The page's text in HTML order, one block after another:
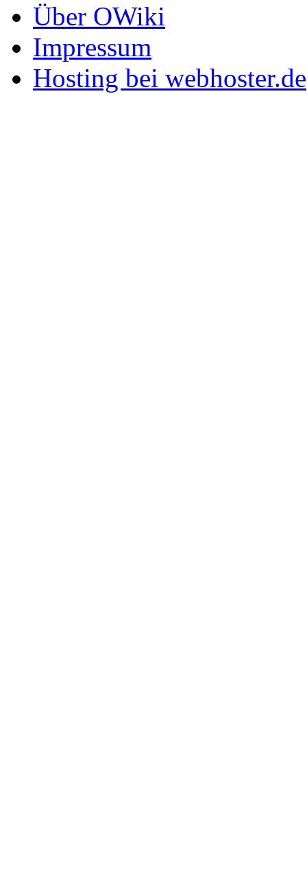
Über OWiki
Impressum
Hosting bei webhoster.de